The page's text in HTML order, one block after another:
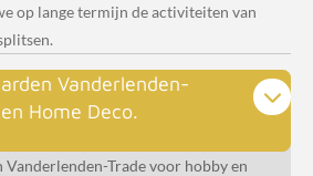
op lange termijn de activiteiten van
Vanderlenden-
Home Deco.
Trade voor hobby en